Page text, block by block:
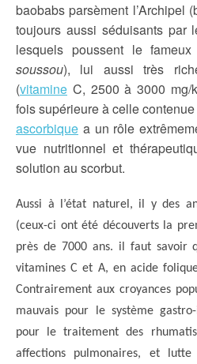
baobabs parsèment l’Archipel
toujours aussi séduisants par
lesquels poussent le
soussou), lui aussi très
(vitamine C, 2500 à 3000
fois supérieure à celle contenue
ascorbique a un rôle
vue nutritionnel et
solution au scorbut.
Aussi à l’état naturel, il y des
(ceux-ci ont été découverts la
près de 7000 ans. il faut savoir
vitamines C et A, en acide
Contrairement aux croyances
mauvais pour le système
pour le traitement des
affections pulmonaires, et